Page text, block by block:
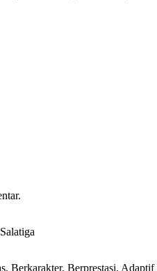
Berkarakter, Berprestasi,